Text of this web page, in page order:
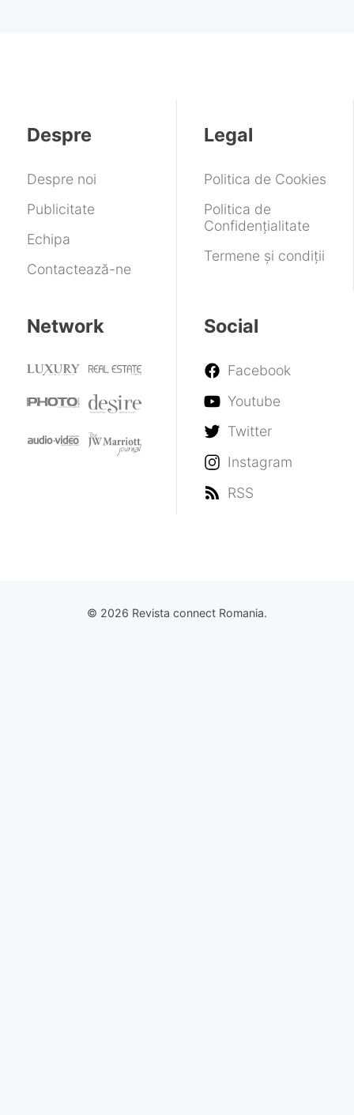
Despre
Despre noi
Publicitate
Echipa
Contactează-ne
Legal
Politica de Cookies
Politica de
Confidențialitate
Termene și condiții
Network Social
Facebook
Youtube
Twitter
Instagram
RSS
© 2026 Revista connect Romania.